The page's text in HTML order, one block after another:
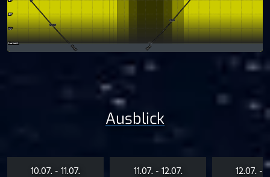
Ausblick
10.07. - 11.07.
11.07. - 12.07.
12.07. -